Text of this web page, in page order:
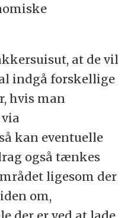
at de vil
indgå forskellige
hvis man
kan eventuelle
også tænkes
ligesom der
om,